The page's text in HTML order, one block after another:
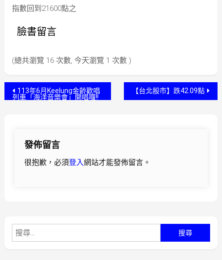
指數回到21600點之
臉書留言
(總共瀏覽 16 次數, 今天瀏覽 1 次數 )
文113年6月Keelung金齡歡唱
列車「海洋音樂會」開唱囉!!
【台北股市】跌42.09點
發佈留言
很抱歉，必須登入網站才能發佈留言。
尋